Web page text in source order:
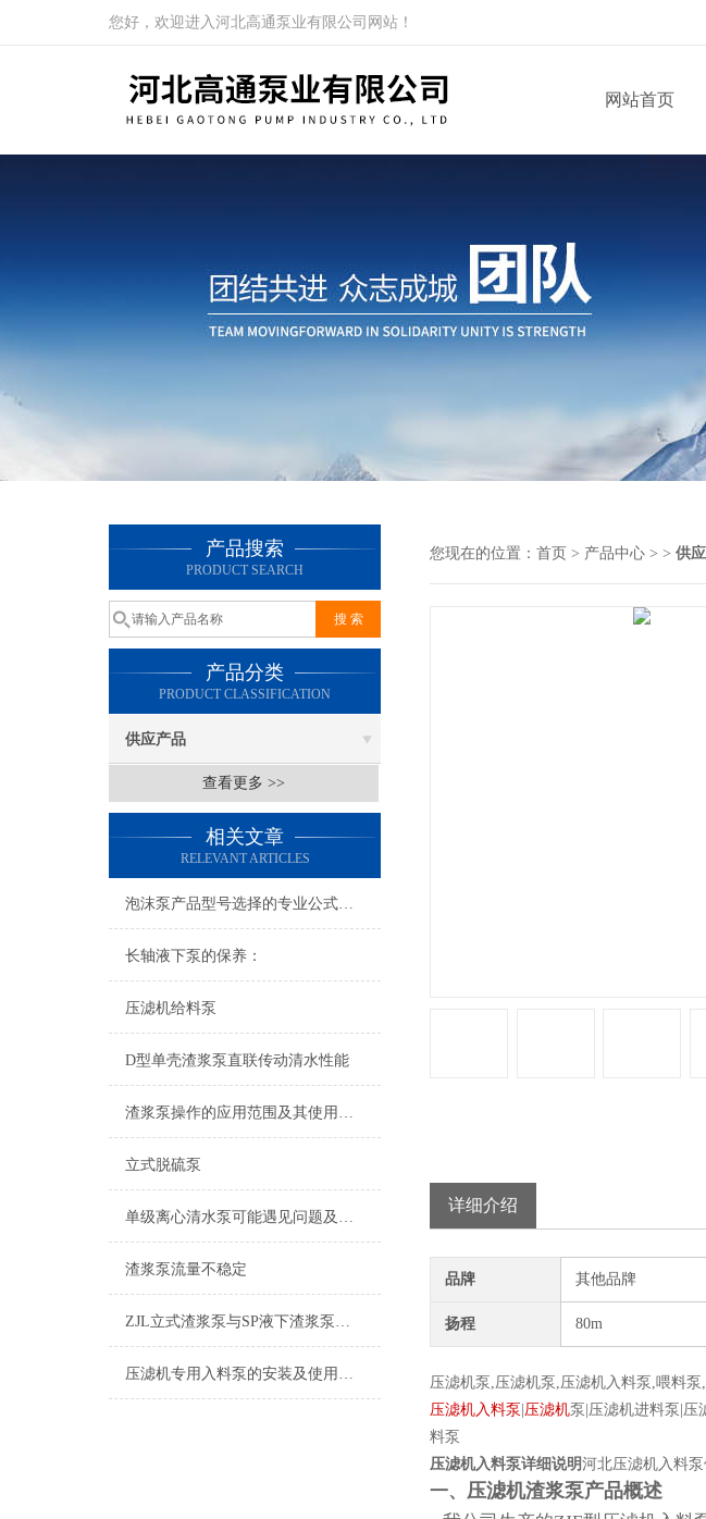
您好，欢迎进入河北高通泵业有限公司网站！
网站首页
产品搜索
PRODUCT SEARCH
产品分类
PRODUCT CLASSIFICATION
供应产品
查看更多 >>
相关文章
RELEVANT ARTICLES
泡沫泵产品型号选择的专业公式介绍
长轴液下泵的保养：
压滤机给料泵
D型单壳渣浆泵直联传动清水性能
渣浆泵操作的应用范围及其使用注意事项
立式脱硫泵
单级离心清水泵可能遇见问题及对应的解决方法说明
渣浆泵流量不稳定
ZJL立式渣浆泵与SP液下渣浆泵，两种型号上有什么不同
压滤机专用入料泵的安装及使用说明
您现在的位置： 首页 > 产品中心 > > 供
详细介绍
品牌 其他品牌
扬程 80m
压滤机泵,压滤机泵,压滤机入料泵,喂料泵
压滤机入料泵 压滤机泵|压滤机进料泵|压
料泵
压滤机入料泵详细说明河北压滤机入料
一、 压滤机渣浆泵产品概述